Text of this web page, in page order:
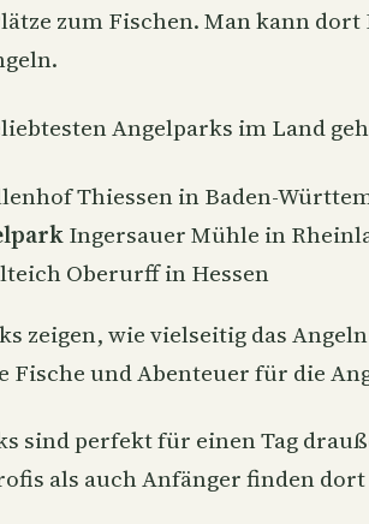
zum Fischen. Man kann dort
Angelparks im Land
Thiessen in Baden-
Ingersauer Mühle in
Oberurff in Hessen
zeigen, wie vielseitig das
Fische und Abenteuer für die
sind perfekt für einen Tag
als auch Anfänger finden dort